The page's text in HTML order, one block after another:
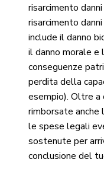
risarcimento
risarcimento
include il danno
il danno morale e
conseguenze
perdita della
esempio). Oltre a
rimborsate anche
le spese legali
sostenute per
conclusione del